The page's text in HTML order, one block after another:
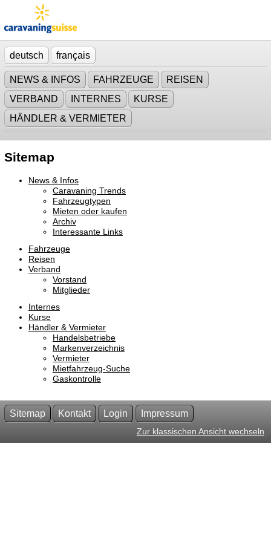
deutsch français
NEWS & INFOS FAHRZEUGE
REISEN
VERBAND
INTERNES
KURSE
HÄNDLER & VERMIETER
Sitemap
News & Infos
Caravaning Trends
Fahrzeugtypen
Mieten oder kaufen
Archiv
Interessante Links
Fahrzeuge
Reisen
Verband
Vorstand
Mitglieder
Internes
Kurse
Händler & Vermieter
Handelsbetriebe
Markenverzeichnis
Vermieter
Mietfahrzeug-Suche
Gaskontrolle
Sitemap Kontakt Login Impressum
Zur klassischen Ansicht wechseln